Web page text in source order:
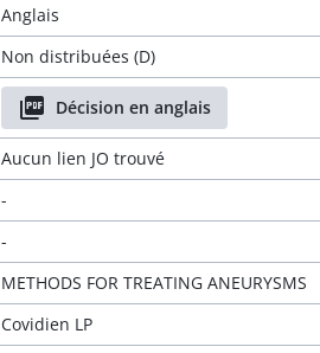
Anglais
Non distribuées (D)
Décision en anglais
Aucun lien JO trouvé
-
-
METHODS FOR TREATING ANEURYSMS
Covidien LP